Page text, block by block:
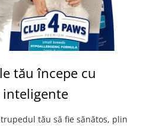
tău începe cu
tău să fie sănătos, plin